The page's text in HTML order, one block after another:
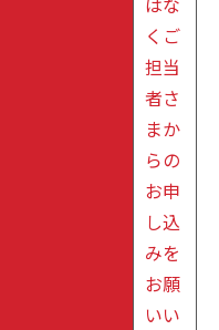
くご
担当
者さ
まか
らの
お申
し込
みを
お願
いい